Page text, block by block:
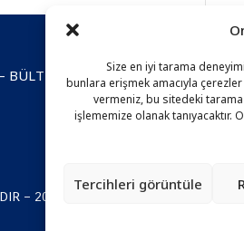
Size en iyi tarama
bunlara erişmek amacıyla
vermeniz, bu sitedeki tarama
işlememize olanak tanıyacaktır.
Tercihleri ​​görüntüle
BÜLTEN ABONELIĞI